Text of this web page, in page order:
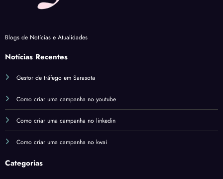
Blogs de Notícias e Atualidades
Notícias Recentes
Gestor de tráfego em Sarasota
Como criar uma campanha no youtube
Como criar uma campanha no linkedin
Como criar uma campanha no kwai
Categorias